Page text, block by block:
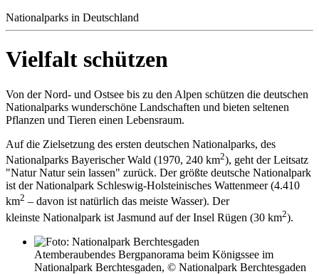
Nationalparks in Deutschland
Vielfalt schützen
Von der Nord- und Ostsee bis zu den Alpen schützen die deutschen
Nationalparks wunderschöne Landschaften und bieten seltenen
Pflanzen und Tieren einen Lebensraum.
Auf die Zielsetzung des ersten deutschen Nationalparks, des
Nationalparks Bayerischer Wald (1970, 240 km2), geht der Leitsatz
"Natur Natur sein lassen" zurück. Der größte deutsche Nationalpark
ist der Nationalpark Schleswig-Holsteinisches Wattenmeer (4.410
km2 – davon ist natürlich das meiste Wasser). Der
kleinste Nationalpark ist Jasmund auf der Insel Rügen (30 km2).
Atemberaubendes Bergpanorama beim Königssee im
Nationalpark Berchtesgaden, © Nationalpark Berchtesgaden